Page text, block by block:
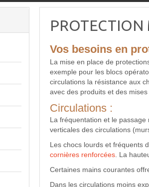
PROTECTION
Vos besoins en
La mise en place de
exemple pour les blocs
circulations la résistance aux
avec des produits et des
Circulations :
La fréquentation et le
verticales des circulations
Les chocs lourds et fréquents
cornières renforcées . La
Certaines mains courantes
Dans les circulations moins